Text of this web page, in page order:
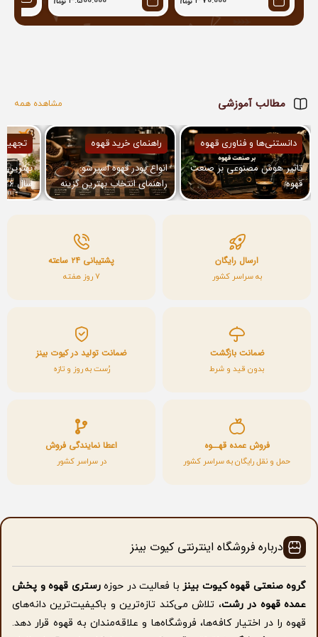
مطالب آموزشی مشاهده همه
دانستنی‌ها و فناوری قهوه
تاثیر هوش مصنوعی بر صنعت
قهوه
راهنمای خرید قهوه
انواع پودر قهوه اسپرسو:
راهنمای انتخاب بهترین گزینه
برای دستگاه شما
بهترین
معرفی
ارسال رایگان
به سراسر کشور
پشتیبانی ۲۴ ساعته
7 روز هفته
ضمانت بازگشت
بدون قید و شرط
ضمانت تولید در کیوت بینز
رُست به روز و تازه
فروش عمده قهــوه
حمل و نقل رایگان به سراسر کشور
اعطا نمایندگی فروش
در سراسر کشور
درباره فروشگاه اینترنتی کیوت بینز
گروه صنعتی قهوه کیوت بینز با فعالیت در حوزهرستری قهوه و پخش
عمده قهوه در رشت، تلاش می‌کند تازه‌ترین و باکیفیت‌ترین دانه‌های
قهوه را در اختیار کافه‌ها، فروشگاه‌ها و علاقه‌مندان به قهوه قرار دهد.